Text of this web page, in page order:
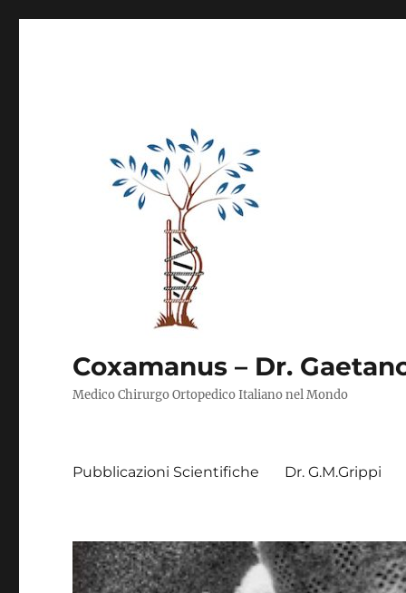
Coxamanus – Dr.
Medico Chirurgo Ortopedico Italiano nel Mondo
Pubblicazioni Scientifiche Dr. G.M.Grippi